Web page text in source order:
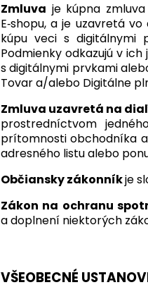
Zmluva je kúpna
E‑shopu, a je uzavretá
kúpu veci s digitálnymi
Podmienky odkazujú v
s digitálnymi prvkami
Tovar a/alebo Digitálne
Zmluva uzavretá na
prostredníctvom
prítomnosti obchodníka
adresného listu alebo
Občiansky zákonníkje
Zákon na ochranu
a doplnení niektorých
VŠEOBECNÉ